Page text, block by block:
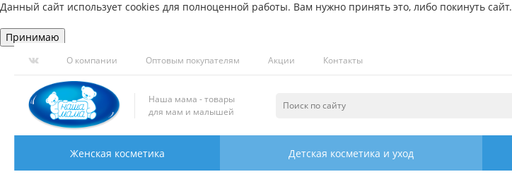
Данный сайт использует cookies для полноценной работы. Вам нужно принять это, либо покинуть сайт.
Принимаю
О компании Оптовым покупателям Акции Контакты
Наша мама - товары
для мам и малышей
Женская косметика Детская косметика и уход